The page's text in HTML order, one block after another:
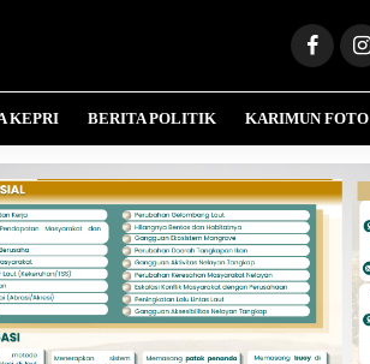
KEPRI BERITA POLITIK KARIMUN FOTO